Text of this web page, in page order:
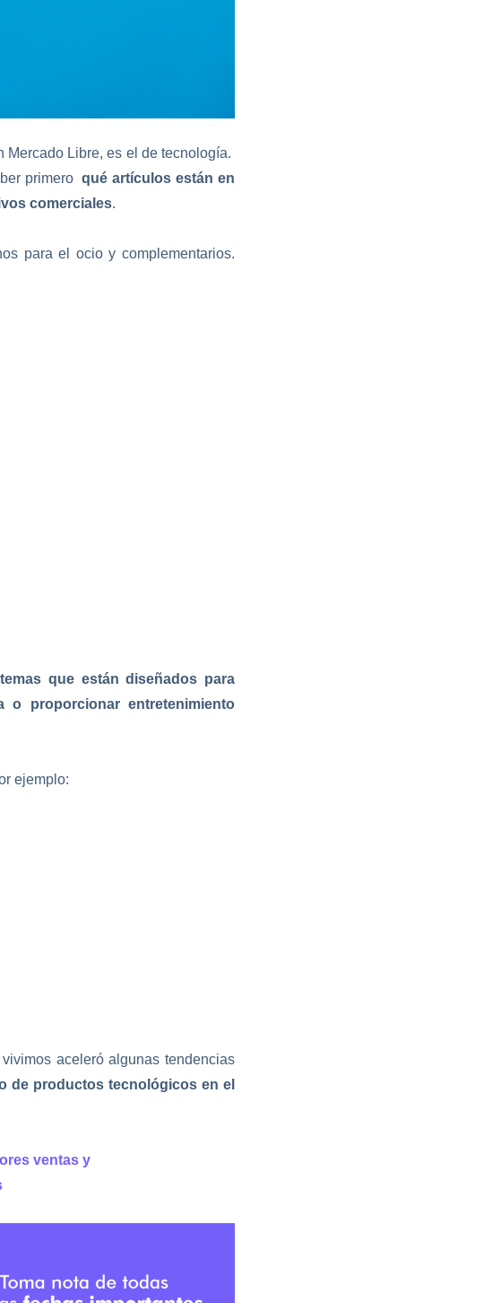
Mercado Libre, es el de tecnología.
primero qué artículos están en
comerciales.
para el ocio y complementarios.
que están diseñados para
o proporcionar entretenimiento
ejemplo:
aceleró algunas tendencias
de productos tecnológicos en el
ventas y